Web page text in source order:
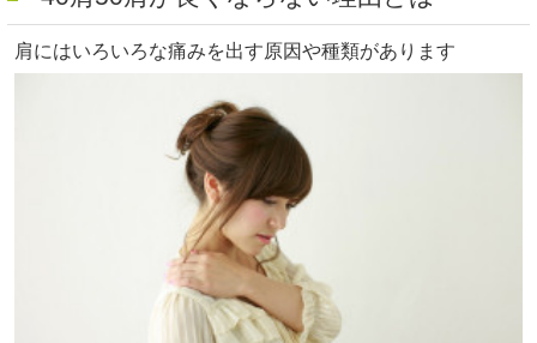
肩にはいろいろな痛みを出す原因や種類があります